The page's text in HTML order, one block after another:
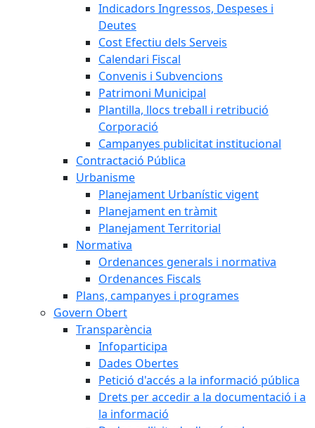
Indicadors Ingressos, Despeses i
Deutes
Cost Efectiu dels Serveis
Calendari Fiscal
Convenis i Subvencions
Patrimoni Municipal
Plantilla, llocs treball i retribució
Corporació
Campanyes publicitat institucional
Contractació Pública
Urbanisme
Planejament Urbanístic vigent
Planejament en tràmit
Planejament Territorial
Normativa
Ordenances generals i normativa
Ordenances Fiscals
Plans, campanyes i programes
Govern Obert
Transparència
Infoparticipa
Dades Obertes
Petició d'accés a la informació pública
Drets per accedir a la documentació i a
la informació